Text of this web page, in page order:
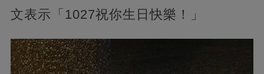
文表示「1027祝你生日快樂！」